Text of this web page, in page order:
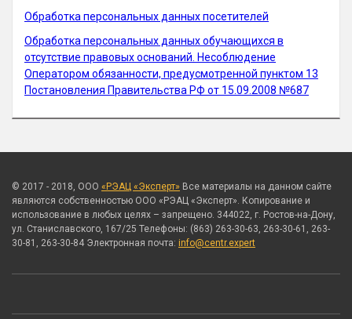
Обработка персональных данных посетителей
Обработка персональных данных обучающихся в
отсутствие правовых оснований. Несоблюдение
Оператором обязанности, предусмотренной пунктом 13
Постановления Правительства РФ от 15.09.2008 №687
© 2017 - 2018, ООО «РЭАЦ «Эксперт» Все материалы на данном сайте
являются собственностью ООО «РЭАЦ «Эксперт». Копирование и
использование в любых целях – запрещено. 344022, г. Ростов-на-Дону,
ул. Станиславского, 167/25 Телефоны: (863) 263-30-63, 263-30-61, 263-
30-81, 263-30-84 Электронная почта: info@centr.expert